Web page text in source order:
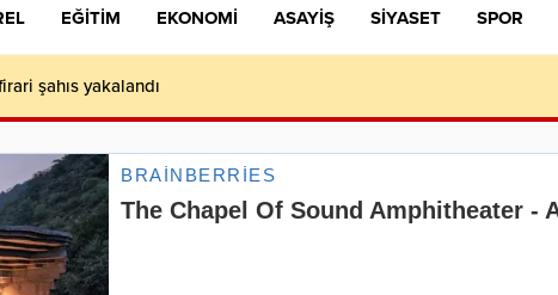
EĞİTİM EKONOMİ ASAYİŞ SİYASET SPOR
şahıs yakalandı